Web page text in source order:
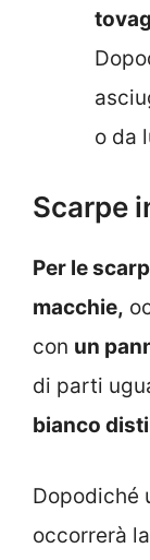
o da
Scarpe
Per le
macchie,
con un
di parti
bianco
Dopodiché
occorrerà